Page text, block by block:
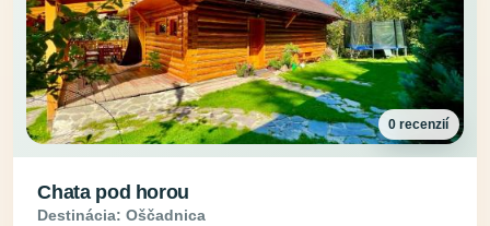
0 recenzií
Chata pod horou
Destinácia: Oščadnica